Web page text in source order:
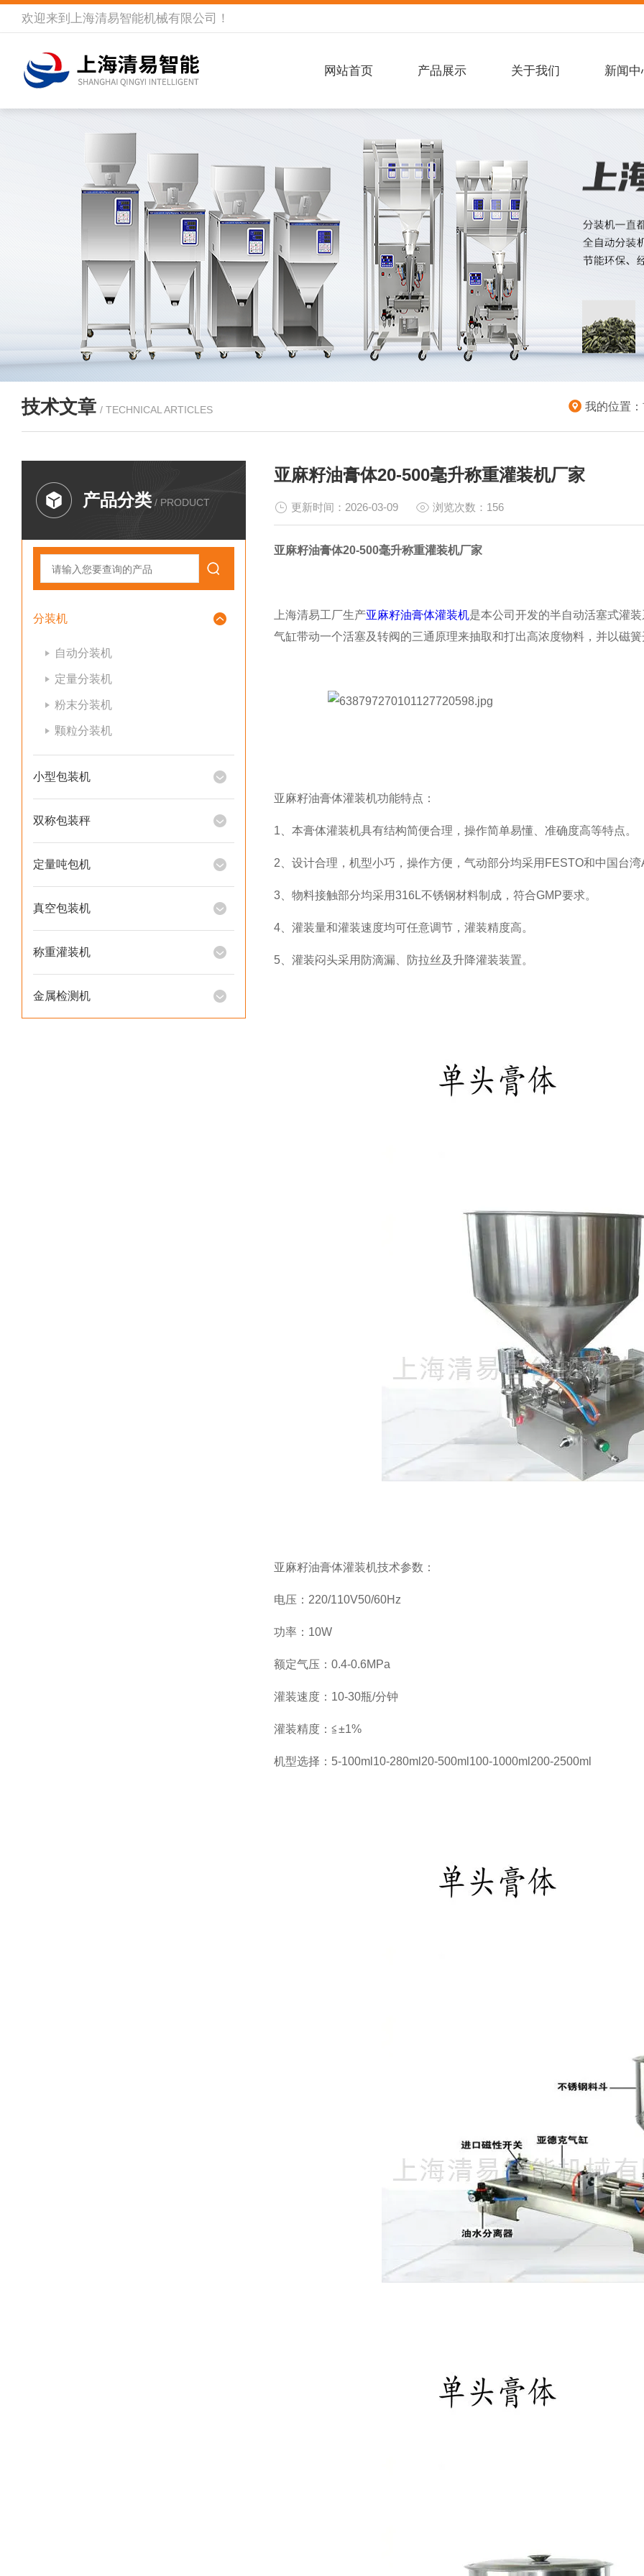
欢迎来到 上海清易智能机械有限公司 ！
网站首页 产品展示 关于我们 新闻中
技术文章 / TECHNICAL ARTICLES 我的位置：
产品分类 / PRODUCT
分装机
自动分装机
定量分装机
粉末分装机
颗粒分装机
小型包装机
双称包装秤
定量吨包机
真空包装机
称重灌装机
金属检测机
亚麻籽油膏体20-500毫升称重灌装机厂家
更新时间：2026-03-09 浏览次数：156
亚麻籽油膏体20-500毫升称重灌装机厂家
上海清易工厂生产亚麻籽油膏体灌装机是本公司开发的半自动活塞式灌
气缸带动一个活塞及转阀的三通原理来抽取和打出高浓度物料，并以磁
亚麻籽油膏体灌装机功能特点：
1、本膏体灌装机具有结构简便合理，操作简单易懂、准确度高等特点。
2、设计合理，机型小巧，操作方便，气动部分均采用FESTO和中国台湾
3、物料接触部分均采用316L不锈钢材料制成，符合GMP要求。
4、灌装量和灌装速度均可任意调节，灌装精度高。
5、灌装闷头采用防滴漏、防拉丝及升降灌装装置。
亚麻籽油膏体灌装机技术参数：
电压：220/110V50/60Hz
功率：10W
额定气压：0.4-0.6MPa
灌装速度：10-30瓶/分钟
灌装精度：≦±1%
机型选择：5-100ml10-280ml20-500ml100-1000ml200-2500ml